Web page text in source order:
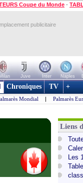
Coupe du Monde -
publicitaire
Milan Juve Inter Naples
Chroniques TV +
Mondial | Palmarès
Liens
Les